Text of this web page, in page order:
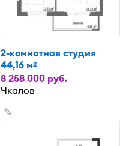
2-комнатная студия
44,16 м2
8 258 000 руб.
Чкалов
✎